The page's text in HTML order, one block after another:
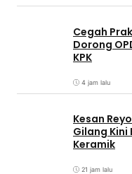
Cegah
Dorong
KPK
4 jam lalu
Kesan
Gilang Kini
Keramik
21 jam lalu